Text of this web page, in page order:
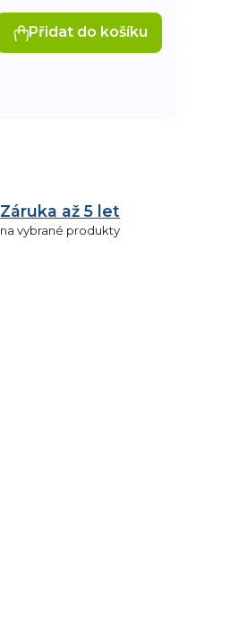
Přidat do košíku
Záruka až 5 let
na vybrané produkty